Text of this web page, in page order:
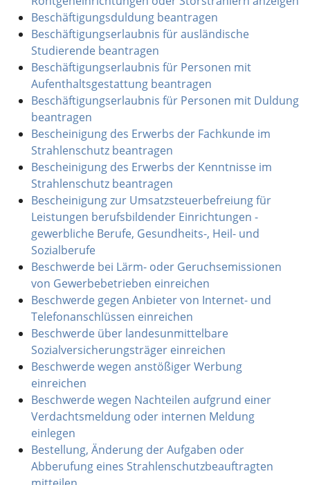
Beschäftigungsduldung beantragen
Beschäftigungserlaubnis für ausländische
Studierende beantragen
Beschäftigungserlaubnis für Personen mit
Aufenthaltsgestattung beantragen
Beschäftigungserlaubnis für Personen mit Duldung
beantragen
Bescheinigung des Erwerbs der Fachkunde im
Strahlenschutz beantragen
Bescheinigung des Erwerbs der Kenntnisse im
Strahlenschutz beantragen
Bescheinigung zur Umsatzsteuerbefreiung für
Leistungen berufsbildender Einrichtungen -
gewerbliche Berufe, Gesundheits-, Heil- und
Sozialberufe
Beschwerde bei Lärm- oder Geruchsemissionen
von Gewerbebetrieben einreichen
Beschwerde gegen Anbieter von Internet- und
Telefonanschlüssen einreichen
Beschwerde über landesunmittelbare
Sozialversicherungsträger einreichen
Beschwerde wegen anstößiger Werbung
einreichen
Beschwerde wegen Nachteilen aufgrund einer
Verdachtsmeldung oder internen Meldung
einlegen
Bestellung, Änderung der Aufgaben oder
Abberufung eines Strahlenschutzbeauftragten